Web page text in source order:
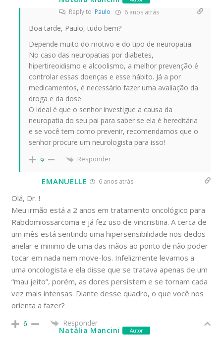
Reply to Paulo 6 anos atrás
Boa tarde, Paulo, tudo bem?
Depende muito do motivo e do tipo de neuropatia.
No caso das neuropatias por diabetes,
hipertireoidismo e alcoolismo, a melhor prevenção é
controlar essas doenças e esse hábito. Já a por
medicamentos, é necessário fazer uma avaliação da
droga e da dose.
O ideal é que o senhor investigue a causa da
neuropatia do seu pai para saber se ela é hereditária
e se você tem como prevenir, recomendamos que o
senhor procure um neurologista para isso!
9 Responder
EMANUELLE 6 anos atrás
Olá, Dr. !
Meu irmão está a 2 anos em tratamento oncológico para
Rabdomiossarcoma e já fez uso de vincristina. A cerca de
um mês está sentindo uma hipersensibilidade nos dedos
anelar e minimo de uma das mãos ao ponto de não poder
tocar em nada nem move-los. Infelizmente levamos a
uma oncologista e ela disse que se tratava apenas de um
“mau jeito”, porém, as dores persistem e se tornam cada
vez mais intensas. Diante desse quadro, o que você nos
orienta a fazer?
6
Responder
Natália Mancini
Autor